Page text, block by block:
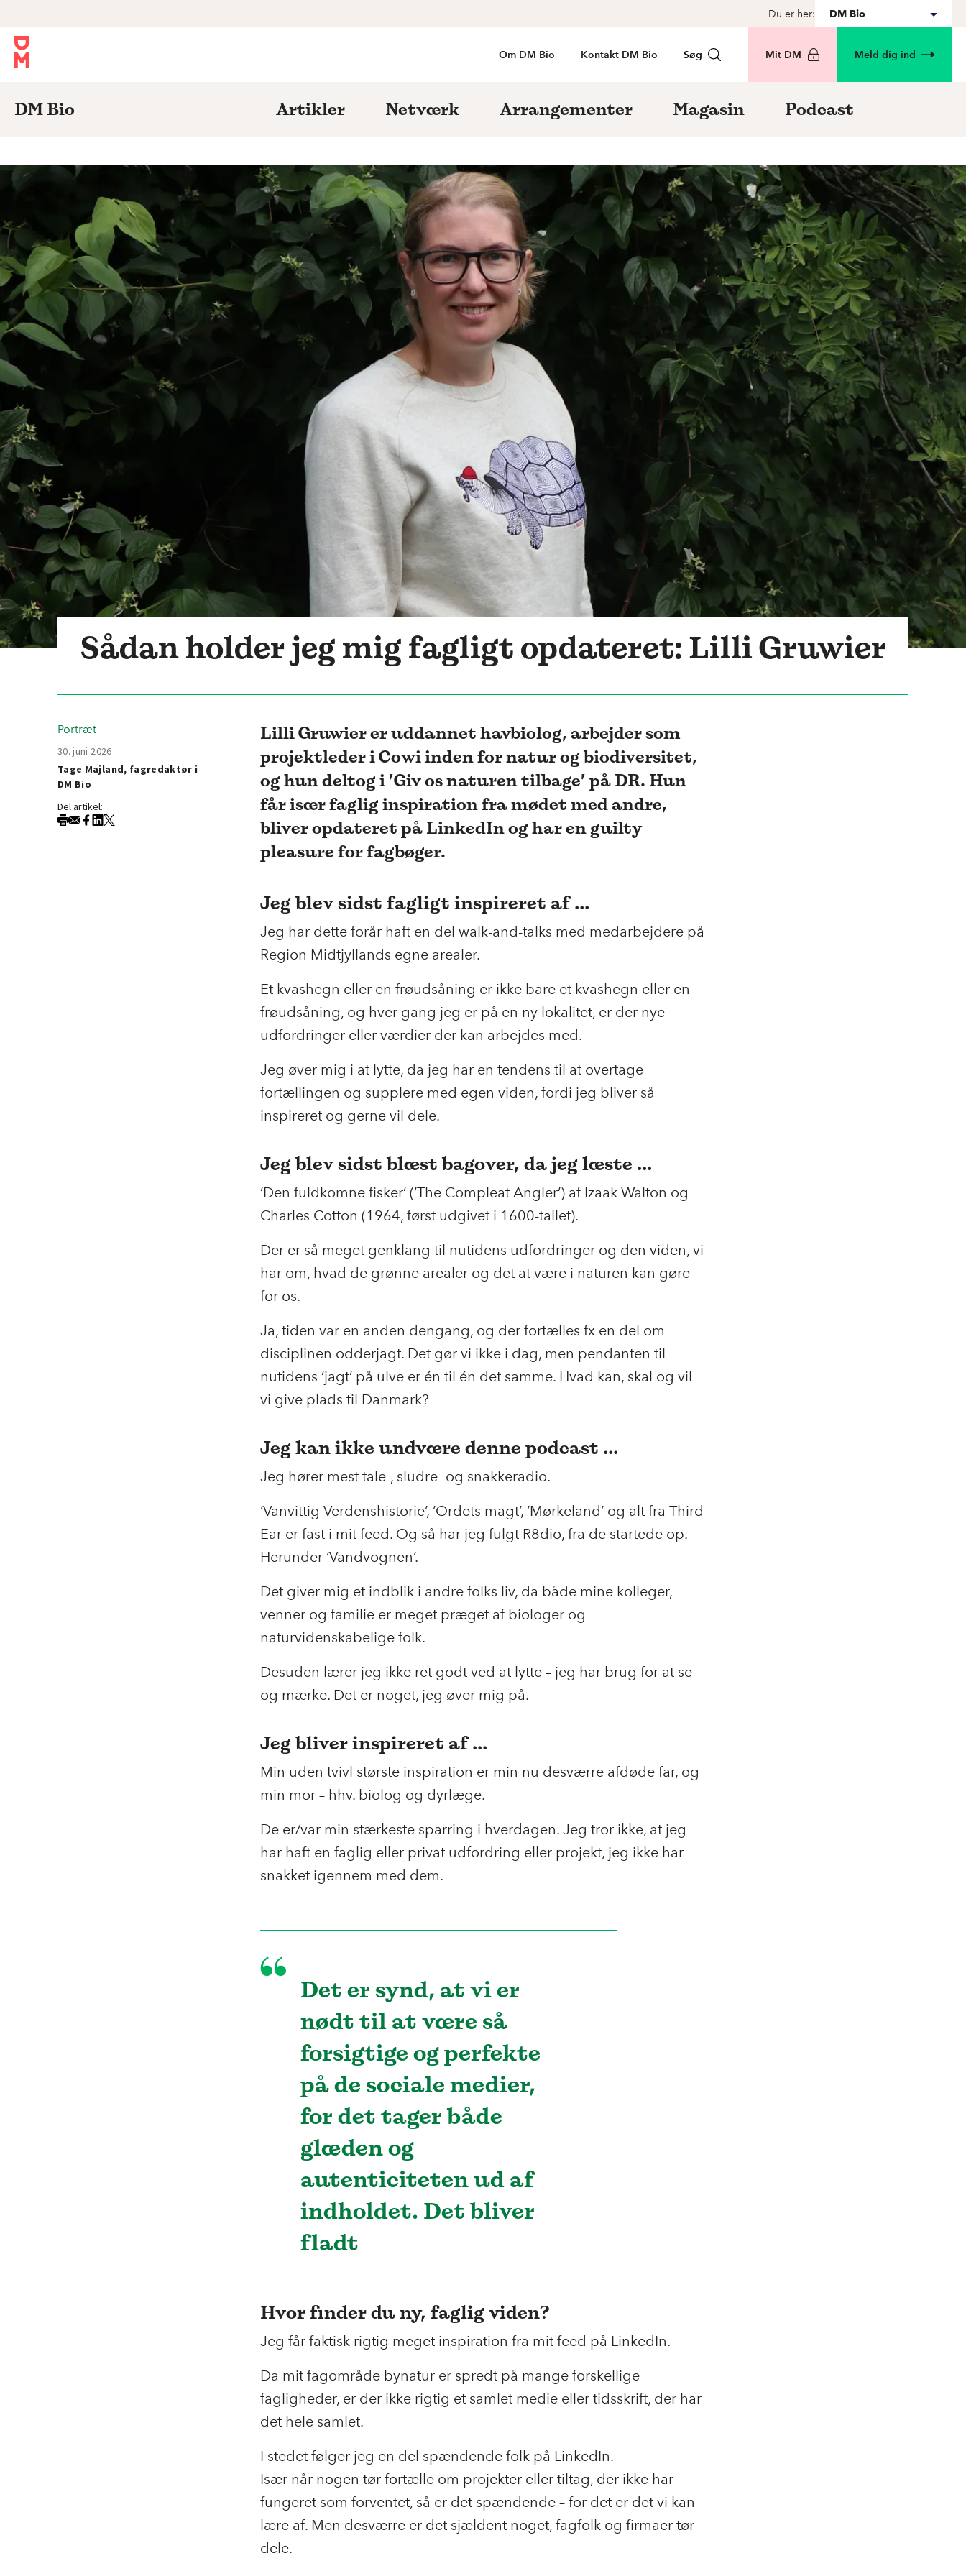
Du er her: DM Bio
Om DM Bio Kontakt DM Bio Søg Mit DM Meld dig ind
DM Bio Artikler Netværk Arrangementer Magasin Podcast
Sådan holder jeg mig fagligt opdateret: Lilli Gruwier
Portræt
30. juni 2026
Tage Majland, fagredaktør i
DM Bio
Del artikel:
Lilli Gruwier er uddannet havbiolog, arbejder som
projektleder i Cowi inden for natur og biodiversitet,
og hun deltog i ’Giv os naturen tilbage’ på DR. Hun
får især faglig inspiration fra mødet med andre,
bliver opdateret på LinkedIn og har en guilty
pleasure for fagbøger.
Jeg blev sidst fagligt inspireret af ...
Jeg har dette forår haft en del walk-and-talks med medarbejdere på
Region Midtjyllands egne arealer.
Et kvashegn eller en frøudsåning er ikke bare et kvashegn eller en
frøudsåning, og hver gang jeg er på en ny lokalitet, er der nye
udfordringer eller værdier der kan arbejdes med.
Jeg øver mig i at lytte, da jeg har en tendens til at overtage
fortællingen og supplere med egen viden, fordi jeg bliver så
inspireret og gerne vil dele.
Jeg blev sidst blæst bagover, da jeg læste ...
’Den fuldkomne fisker’ (’The Compleat Angler’) af Izaak Walton og
Charles Cotton (1964, først udgivet i 1600-tallet).
Der er så meget genklang til nutidens udfordringer og den viden, vi
har om, hvad de grønne arealer og det at være i naturen kan gøre
for os.
Ja, tiden var en anden dengang, og der fortælles fx en del om
disciplinen odderjagt. Det gør vi ikke i dag, men pendanten til
nutidens ’jagt’ på ulve er én til én det samme. Hvad kan, skal og vil
vi give plads til Danmark?
Jeg kan ikke undvære denne podcast ...
Jeg hører mest tale-, sludre- og snakkeradio.
’Vanvittig Verdenshistorie’, ’Ordets magt’, ’Mørkeland’ og alt fra Third
Ear er fast i mit feed. Og så har jeg fulgt R8dio, fra de startede op.
Herunder ’Vandvognen’.
Det giver mig et indblik i andre folks liv, da både mine kolleger,
venner og familie er meget præget af biologer og
naturvidenskabelige folk.
Desuden lærer jeg ikke ret godt ved at lytte – jeg har brug for at se
og mærke. Det er noget, jeg øver mig på.
Jeg bliver inspireret af ...
Min uden tvivl største inspiration er min nu desværre afdøde far, og
min mor – hhv. biolog og dyrlæge.
De er/var min stærkeste sparring i hverdagen. Jeg tror ikke, at jeg
har haft en faglig eller privat udfordring eller projekt, jeg ikke har
snakket igennem med dem.
Det er synd, at vi er
nødt til at være så
forsigtige og perfekte
på de sociale medier,
for det tager både
glæden og
autenticiteten ud af
indholdet. Det bliver
fladt
Hvor finder du ny, faglig viden?
Jeg får faktisk rigtig meget inspiration fra mit feed på LinkedIn.
Da mit fagområde bynatur er spredt på mange forskellige
fagligheder, er der ikke rigtig et samlet medie eller tidsskrift, der har
det hele samlet.
I stedet følger jeg en del spændende folk på LinkedIn.
Især når nogen tør fortælle om projekter eller tiltag, der ikke har
fungeret som forventet, så er det spændende – for det er det vi kan
lære af. Men desværre er det sjældent noget, fagfolk og firmaer tør
dele.